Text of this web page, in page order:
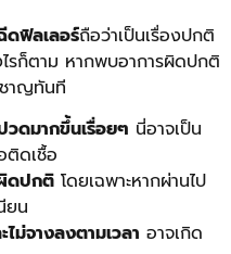
ดฟิลเลอร์ถือว่าเป็นเรื่องปกติ
รก็ตาม หากพบอาการผิดปกติ
าญทันที
ดมากขึ้นเรื่อยๆ นี่อาจเป็น
ดเชื้อ
ดปกติ โดยเฉพาะหากผ่านไป
ยน
ม่จางลงตามเวลา อาจเกิด